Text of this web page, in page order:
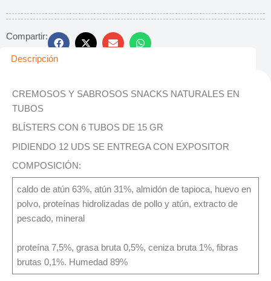
Compartir:
Descripción
CREMOSOS Y SABROSOS SNACKS NATURALES EN
TUBOS
BLÍSTERS CON 6 TUBOS DE 15 GR
PIDIENDO 12 UDS SE ENTREGA CON EXPOSITOR
COMPOSICIÓN:
caldo de atún 63%, atún 31%, almidón de tapioca, huevo en
polvo, proteínas hidrolizadas de pollo y atún, extracto de
pescado, mineral
proteína 7,5%, grasa bruta 0,5%, ceniza bruta 1%, fibras
brutas 0,1%. Humedad 89%